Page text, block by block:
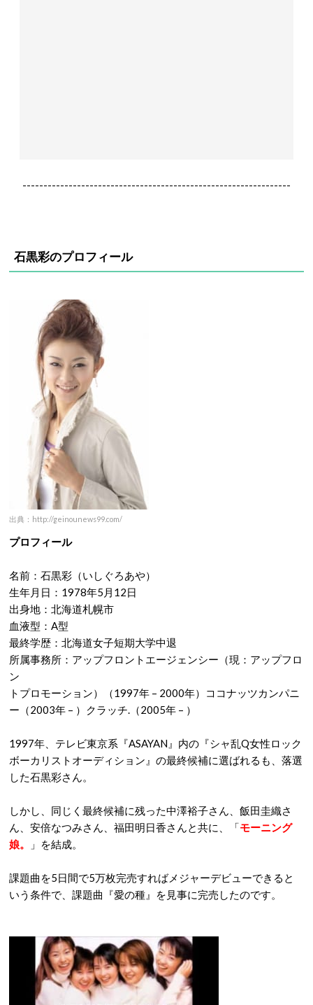
----------------------------------------------------------------
石黒彩のプロフィール
出典：http://geinounews99.com/
プロフィール
名前：石黒彩（いしぐろあや）
生年月日：1978年5月12日
出身地：北海道札幌市
血液型：A型
最終学歴：北海道女子短期大学中退
所属事務所：アップフロントエージェンシー（現：アップフロ
ン
トプロモーション）（1997年 – 2000年）ココナッツカンパニ
ー（2003年 – ）クラッチ.（2005年 – ）
1997年、テレビ東京系『ASAYAN』内の『シャ乱Q女性ロック
ボーカリストオーディション』の最終候補に選ばれるも、落選
した石黒彩さん。
しかし、同じく最終候補に残った中澤裕子さん、飯田圭織さ
ん、安倍なつみさん、福田明日香さんと共に、「モーニング
娘。
」を結成。
課題曲を5日間で5万枚完売すればメジャーデビューできると
いう条件で、課題曲『愛の種』を見事に完売したのです。